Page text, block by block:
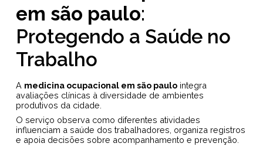
em são paulo:
Protegendo a Saúde no
Trabalho
A medicina ocupacional em são paulo integra
avaliações clínicas à diversidade de ambientes
produtivos da cidade.
O serviço observa como diferentes atividades
influenciam a saúde dos trabalhadores, organiza registros
e apoia decisões sobre acompanhamento e prevenção.